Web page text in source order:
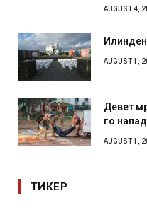
AUGUST 4,
AUGUST 1,
Девет
го
AUGUST 1,
ТИКЕР